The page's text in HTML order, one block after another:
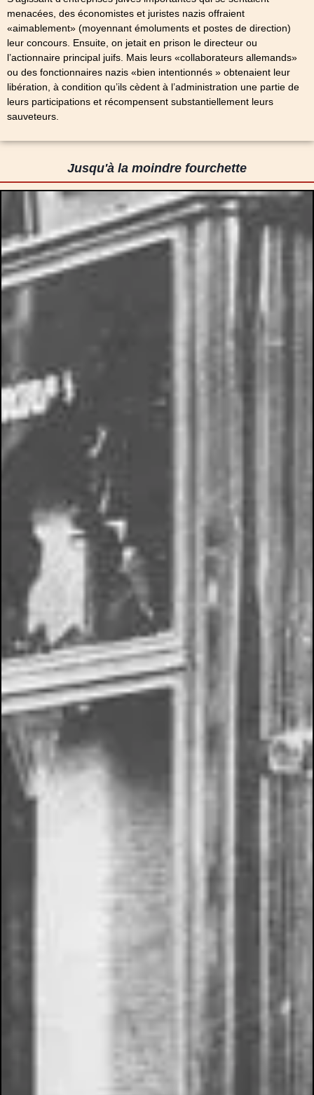
menacées, des économistes et juristes nazis offraient
«aimablement» (moyennant émoluments et postes de direction)
leur concours. Ensuite, on jetait en prison le directeur ou
l’actionnaire principal juifs. Mais leurs «collaborateurs allemands»
ou des fonctionnaires nazis «bien intentionnés » obtenaient leur
libération, à condition qu’ils cèdent à l’administration une partie de
leurs participations et récompensent substantiellement leurs
sauveteurs.
Jusqu'à la moindre fourchette